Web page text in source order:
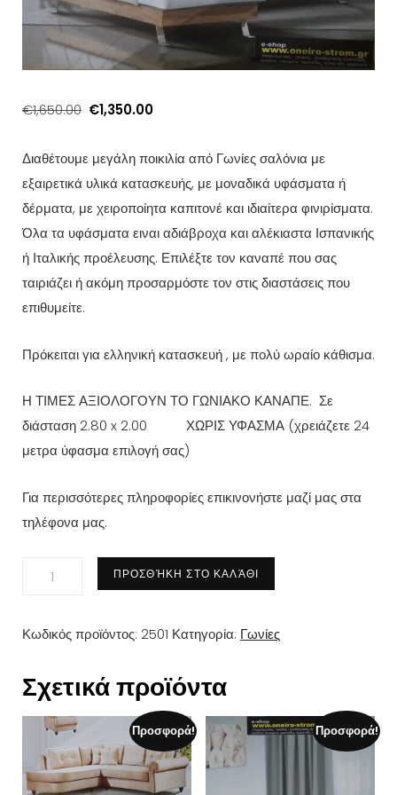
€1,650.00 Original
was:
€1,650.00.
€1,350.00
τιμή
είναι:
€1,350.00.
Διαθέτουμε μεγάλη ποικιλία από Γωνίες σαλόνια με
εξαιρετικά υλικά κατασκευής, με μοναδικά υφάσματα ή
δέρματα, με χειροποίητα καπιτονέ και ιδιαίτερα φινιρίσματα.
Όλα τα υφάσματα ειναι αδιάβροχα και αλέκιαστα Ισπανικής
ή Ιταλικής προέλευσης. Επιλέξτε τον καναπέ που σας
ταιριάζει ή ακόμη προσαρμόστε τον στις διαστάσεις που
επιθυμείτε.
Πρόκειται για ελληνική κατασκευή , με πολύ ωραίο κάθισμα.
Η ΤΙΜΕΣ ΑΞΙΟΛΟΓΟΥΝ ΤΟ ΓΩΝΙΑΚΟ ΚΑΝΑΠΕ. Σε
διάσταση 2.80 x 2.00 ΧΩΡΙΣ ΥΦΑΣΜΑ (χρειάζετε 24
μετρα ύφασμα επιλογή σας)
Για περισσότερες πληροφορίες επικινονήστε μαζί μας στα
τηλέφονα μας.
Καναπές
ποσότητα
ΠΡΟΣΘΉΚΗ ΣΤΟ ΚΑΛΆΘΙ
Κωδικός προϊόντος: 2501 Κατηγορία: Γωνίες
Σχετικά προϊόντα
Προσφορά! Προσφορά!